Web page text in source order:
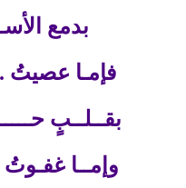
بدمع
فإمـا عصيتُ ..
بقــلــبٍ
وإمــا